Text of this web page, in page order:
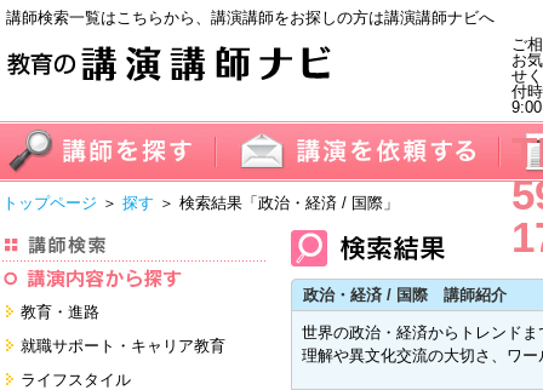
講師検索一覧はこちらから、講演講師をお探しの方は講演講師ナビへ
ご
お
せ
付
トップページ ＞ 探す ＞ 検索結果 「政治・経済 / 国際」
教育・進路
進学・受験
教員・保護者
就職サポート・キャリア教育
就職サポートツール対策
ライフスタイル
政治・経済 / 国際 講師紹介
世界の政治・経済からトレンド
理解や異文化交流の大切さ、ワ